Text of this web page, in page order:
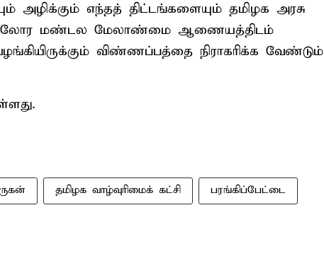
அழிக்கும் எந்தத் திட்டங்களையும் தமிழக அரசு
கடலோர மண்டல மேலாண்மை ஆணையத்திடம்
விண்ணப்பத்தை நிராகரிக்க வேண்டும்
தமிழக வாழ்வுரிமைக் கட்சி பரங்கிப்பேட்டை